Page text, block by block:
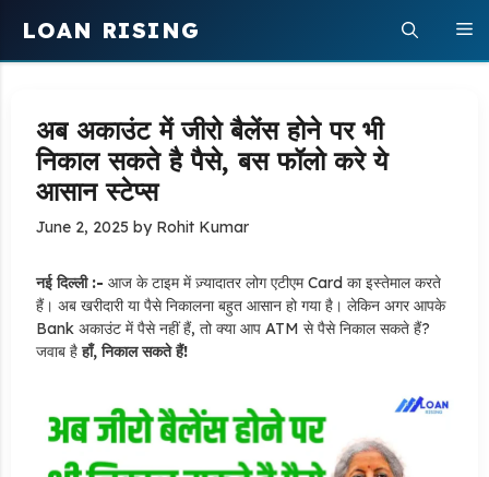
content
LOAN RISING
अब अकाउंट में जीरो बैलेंस होने पर भी
निकाल सकते है पैसे, बस फॉलो करे ये
आसान स्टेप्स
June 2, 2025 by Rohit Kumar
नई दिल्ली :- आज के टाइम में ज़्यादातर लोग एटीएम Card का इस्तेमाल करते
हैं। अब खरीदारी या पैसे निकालना बहुत आसान हो गया है। लेकिन अगर आपके
Bank अकाउंट में पैसे नहीं हैं, तो क्या आप ATM से पैसे निकाल सकते हैं?
जवाब हैहाँ, निकाल सकते हैं!